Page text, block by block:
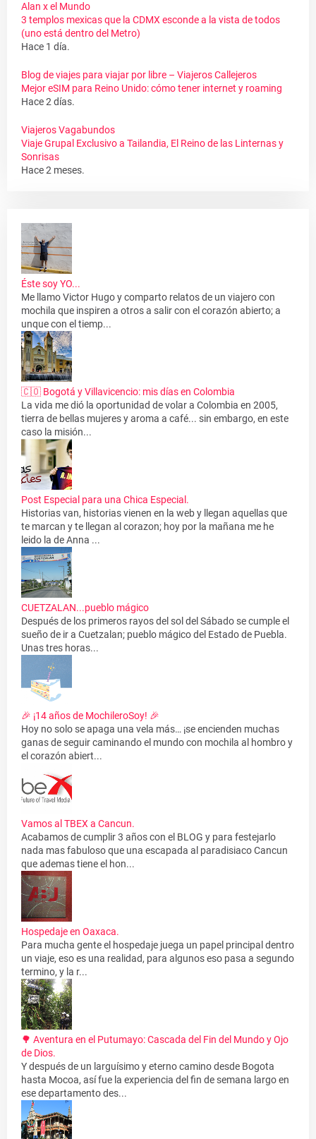
Alan x el Mundo
3 templos mexicas que la CDMX esconde a la vista de todos
(uno está dentro del Metro)
Hace 1 día.
Blog de viajes para viajar por libre – Viajeros Callejeros
Mejor eSIM para Reino Unido: cómo tener internet y roaming
Hace 2 días.
Viajeros Vagabundos
Viaje Grupal Exclusivo a Tailandia, El Reino de las Linternas y
Sonrisas
Hace 2 meses.
Éste soy YO...
Me llamo Victor Hugo y comparto relatos de un viajero con
mochila que inspiren a otros a salir con el corazón abierto; a
unque con el tiemp...
🇨🇴 Bogotá y Villavicencio: mis días en Colombia
La vida me dió la oportunidad de volar a Colombia en 2005,
tierra de bellas mujeres y aroma a café... sin embargo, en este
caso la misión...
Post Especial para una Chica Especial.
Historias van, historias vienen en la web y llegan aquellas que
te marcan y te llegan al corazon; hoy por la mañana me he
leido la de Anna ...
CUETZALAN...pueblo mágico
Después de los primeros rayos del sol del Sábado se cumple el
sueño de ir a Cuetzalan; pueblo mágico del Estado de Puebla.
Unas tres horas...
🎉 ¡14 años de MochileroSoy! 🎉
Hoy no solo se apaga una vela más… ¡se encienden muchas
ganas de seguir caminando el mundo con mochila al hombro y
el corazón abiert...
Vamos al TBEX a Cancun.
Acabamos de cumplir 3 años con el BLOG y para festejarlo
nada mas fabuloso que una escapada al paradisiaco Cancun
que ademas tiene el hon...
Hospedaje en Oaxaca.
Para mucha gente el hospedaje juega un papel principal dentro
un viaje, eso es una realidad, para algunos eso pasa a segundo
termino, y la r...
🌳 Aventura en el Putumayo: Cascada del Fin del Mundo y Ojo
de Dios.
Y después de un larguísimo y eterno camino desde Bogota
hasta Mocoa, así fue la experiencia del fin de semana largo en
ese departamento des...